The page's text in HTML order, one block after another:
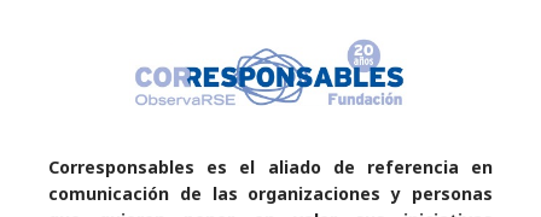
Corresponsables es el aliado de referencia en
comunicación de las organizaciones y personas